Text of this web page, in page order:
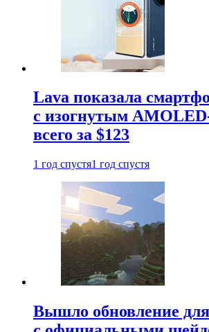
Lava показала
с изогнутым
всего за $123
1 год спустя1 год спустя
Вышло обновление